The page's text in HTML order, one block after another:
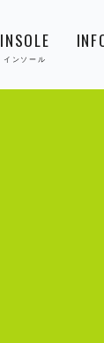
INSOLE